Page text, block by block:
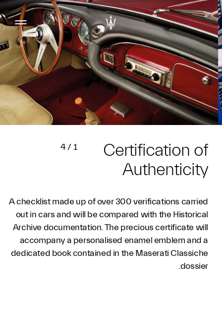
Certification of
Authenticity
1
/
4
A checklist made up of over 300 verifications carried
out in cars and will be compared with the Historical
Archive documentation. The precious certificate will
accompany a personalised enamel emblem and a
dedicated book contained in the Maserati Classiche
dossier.